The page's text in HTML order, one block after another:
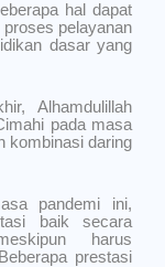
hal dapat
pelayanan
dasar yang
Alhamdulillah
pada masa
kombinasi daring
pandemi ini,
baik secara
harus
prestasi